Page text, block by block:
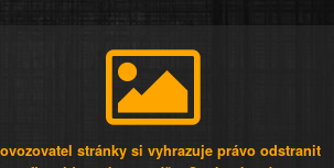
stránky si vyhrazuje právo odstranit